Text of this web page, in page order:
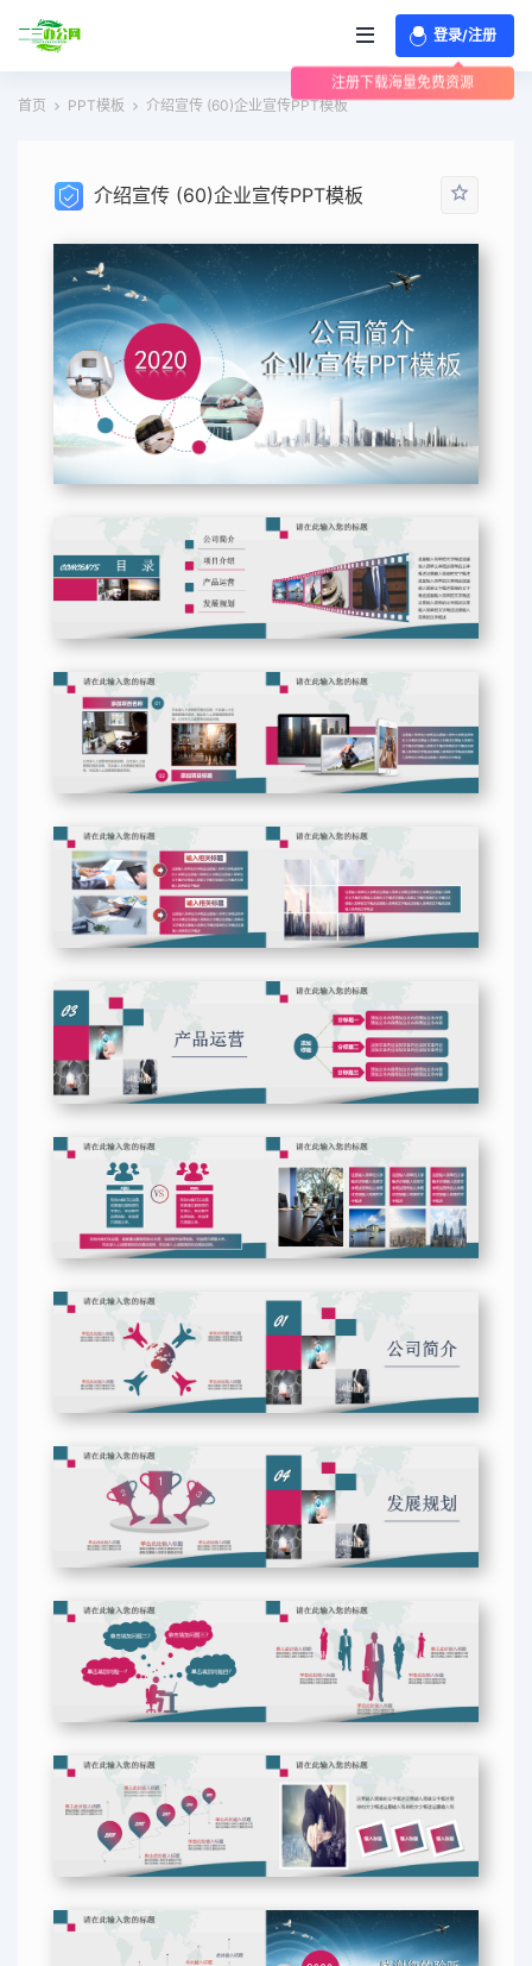
登录/注册
注册下载海量免费资源
首页
PPT模板 介绍宣传 (60)企业宣传PPT模板
介绍宣传 (60)企业宣传PPT模板